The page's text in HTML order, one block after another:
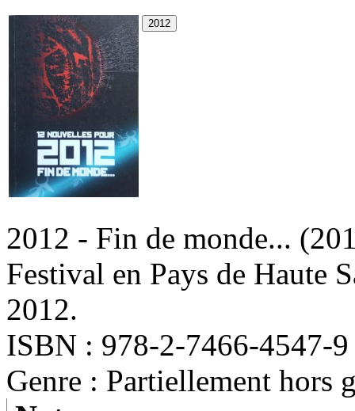
2012 - Fin de monde...
Festival en Pays de Haute
2012.
ISBN : 978-2-7466-4547-9
Genre : Partiellement hors